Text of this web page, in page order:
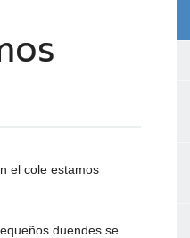
el cole estamos
duendes se